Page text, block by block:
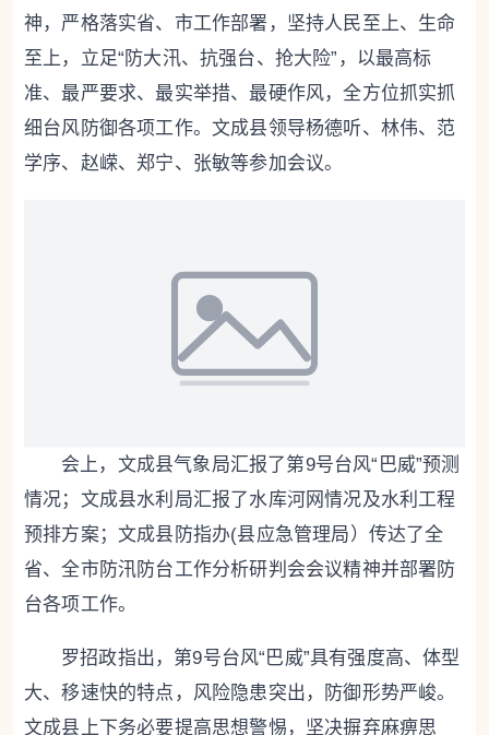
神，严格落实省、市工作部署，坚持人民至上、生命
至上，立足“防大汛、抗强台、抢大险”，以最高标
准、最严要求、最实举措、最硬作风，全方位抓实抓
细台风防御各项工作。文成县领导杨德听、林伟、范
学序、赵嵘、郑宁、张敏等参加会议。
会上， 文成县气象局汇报了第9号台风“巴威”预测
情况； 文成县水利局汇报了水库河网情况及水利工程
预排方案； 文成县防指办(县应急管理局）传达了全
省、全市防汛防台工作分析研判会会议精神并部署防
台各项工作。
罗招政指出，第9号台风“巴威”具有强度高、体型
大、移速快的特点，风险隐患突出，防御形势严峻。
文成县上下务必要提高思想警惕，坚决摒弃麻痹思